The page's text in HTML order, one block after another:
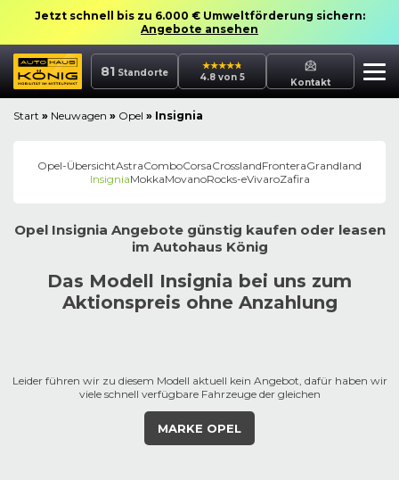
Jetzt schnell bis zu 6.000 € Umweltförderung sichern:
Angebote ansehen
81 Standorte 4.8 von 5 Kontakt
Start » Neuwagen » Opel » Insignia
Opel-ÜbersichtAstraComboCorsaCrosslandFronteraGrandland
InsigniaMokkaMovanoRocks-eVivaroZafira
Opel Insignia Angebote günstig kaufen oder leasen
im Autohaus König
Das Modell Insignia bei uns zum
Aktionspreis ohne Anzahlung
Leider führen wir zu diesem Modell aktuell kein Angebot, dafür haben wir
viele schnell verfügbare Fahrzeuge der gleichen
MARKE OPEL